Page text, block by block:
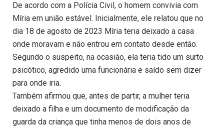
De acordo com a Polícia Civil, o homem convivia com
Míria em união estável. Inicialmente, ele relatou que no
dia 18 de agosto de 2023 Míria teria deixado a casa
onde moravam e não entrou em contato desde então.
Segundo o suspeito, na ocasião, ela teria tido um surto
psicótico, agredido uma funcionária e saído sem dizer
para onde iria.
Também afirmou que, antes de partir, a mulher teria
deixado a filha e um documento de modificação da
guarda da criança que tinha menos de dois anos de